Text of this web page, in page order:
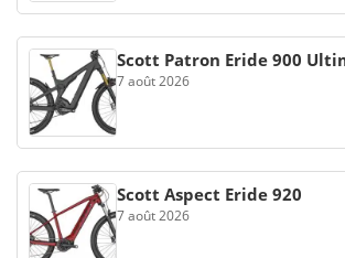
Scott Patron Eride 900
7 août 2026
Scott Aspect Eride 920
7 août 2026